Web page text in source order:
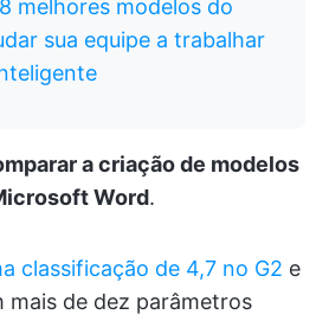
melhores modelos do
sua equipe a trabalhar
a criação de modelos
Word.
classificação de 4,7 no G2 e
mais de dez parâmetros